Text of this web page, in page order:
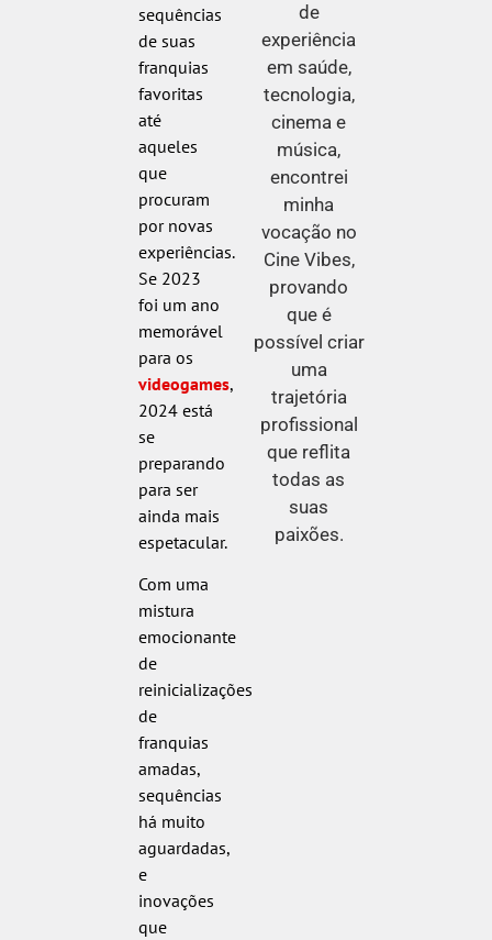
sequências
de suas
franquias
favoritas
até
aqueles
que
procuram
por novas
experiências.
Se 2023
foi um ano
memorável
para os
videogames,
2024 está
se
preparando
para ser
ainda mais
espetacular.
Com uma
mistura
emocionante
de
reinicializações
de
franquias
amadas,
sequências
há muito
aguardadas,
e
inovações
que
de
experiência
em saúde,
tecnologia,
cinema e
música,
encontrei
minha
vocação no
Cine Vibes,
provando
que é
possível criar
uma
trajetória
profissional
que reflita
todas as
suas
paixões.